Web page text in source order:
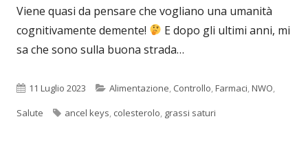
Viene quasi da pensare che vogliano una umanità
cognitivamente demente!
E dopo gli ultimi anni, mi
sa che sono sulla buona strada…
Pubblicato
11 Luglio 2023 Categorie
Alimentazione, Controllo,Farmaci,NWO,
Salute
Tag
ancel keys, colesterolo, grassi saturi